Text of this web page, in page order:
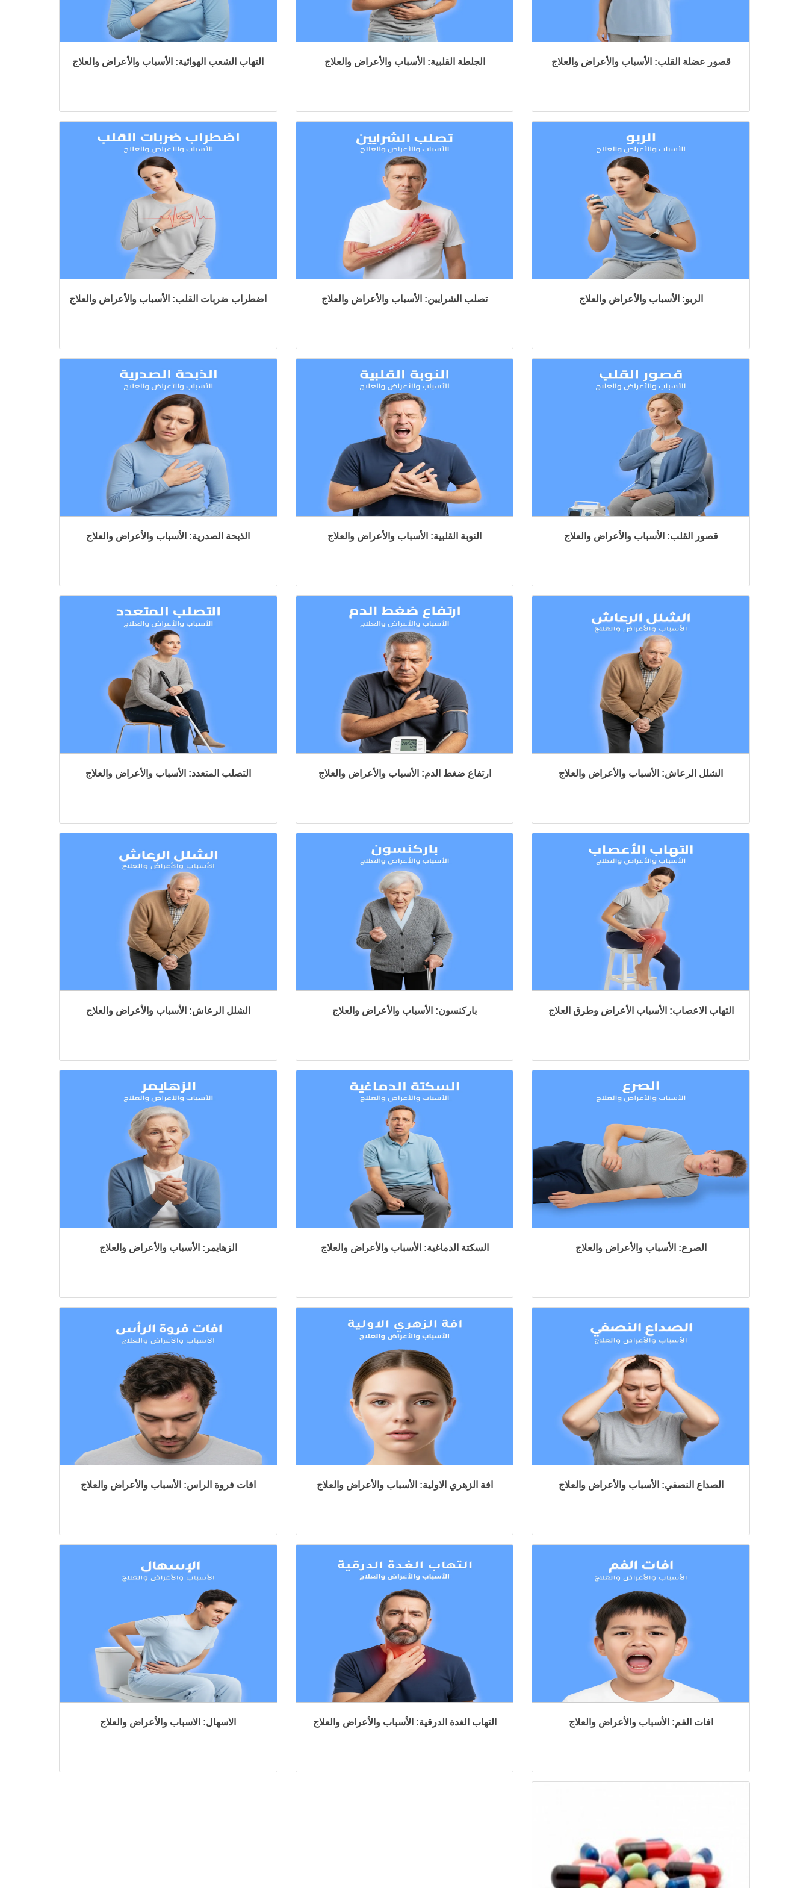
قصور عضلة القلب: الأسباب والأعراض والعلاج الجلطة القلبية: الأسباب والأعراض والعلاج التهاب الشعب الهوائية: الأسباب والأعراض والعلاج
الربو: الأسباب والأعراض والعلاج تصلب الشرايين: الأسباب والأعراض والعلاج اضطراب ضربات القلب: الأسباب والأعراض والعلاج
قصور القلب: الأسباب والأعراض والعلاج النوبة القلبية: الأسباب والأعراض والعلاج الذبحة الصدرية: الأسباب والأعراض والعلاج
الشلل الرعاش: الأسباب والأعراض والعلاج ارتفاع ضغط الدم: الأسباب والأعراض والعلاج التصلب المتعدد: الأسباب والأعراض والعلاج
التهاب الاعصاب: الأسباب الأعراض وطرق العلاج باركنسون: الأسباب والأعراض والعلاج الشلل الرعاش: الأسباب والأعراض والعلاج
الصرع: الأسباب والأعراض والعلاج السكتة الدماغية: الأسباب والأعراض والعلاج الزهايمر: الأسباب والأعراض والعلاج
الصداع النصفي: الأسباب والأعراض والعلاج افة الزهري الاولية: الأسباب والأعراض والعلاج افات فروة الراس: الأسباب والأعراض والعلاج
افات الفم: الأسباب والأعراض والعلاج التهاب الغدة الدرقية: الأسباب والأعراض والعلاج الاسهال: الاسباب والأعراض والعلاج